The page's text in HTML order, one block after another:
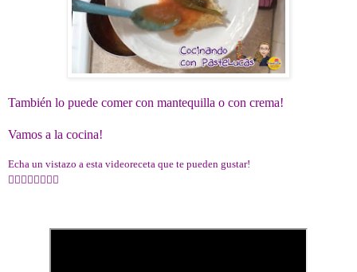
También lo puede comer con mantequilla o con crema!
Vamos a la cocina!
Echa un vistazo a esta videoreceta que te pueden gustar!
👇🏻👇🏻👇🏻👇🏻